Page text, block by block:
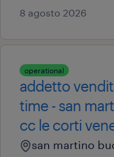
8 agosto 2026
operational
addetto
time - san
cc le corti
san martino